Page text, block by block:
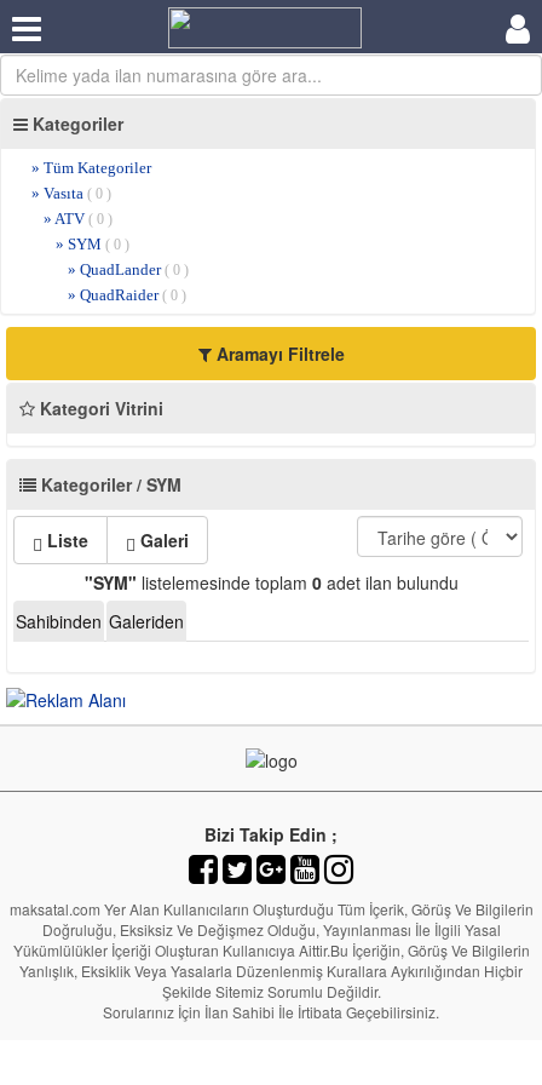
Kategoriler
» Tüm Kategoriler
» Vasıta ( 0 )
» ATV ( 0 )
» SYM ( 0 )
» QuadLander( 0 )
» QuadRaider( 0 )
Aramayı Filtrele
Kategori Vitrini
Kategoriler / SYM
Liste
Galeri
"SYM" listelemesinde toplam 0adet ilan bulundu
Sahibinden Galeriden
Bizi Takip Edin ;
maksatal.com Yer Alan Kullanıcıların Oluşturduğu Tüm İçerik, Görüş Ve Bilgilerin
Doğruluğu, Eksiksiz Ve Değişmez Olduğu, Yayınlanması İle İlgili Yasal
Yükümlülükler İçeriği Oluşturan Kullanıcıya Aittir.Bu İçeriğin, Görüş Ve Bilgilerin
Yanlışlık, Eksiklik Veya Yasalarla Düzenlenmiş Kurallara Aykırılığından Hiçbir
Şekilde Sitemiz Sorumlu Değildir.
Sorularınız İçin İlan Sahibi İle İrtibata Geçebilirsiniz.